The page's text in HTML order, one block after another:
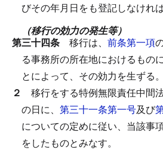
びその年月日をも登記しなけれ
（移行の効力の発生等）
第三十四条 移行は、 前条第一項
る事務所の所在地におけるもの
とによって、その効力を生ずる。
２ 移行をする特例無限責任中間法
の日に、 第三十一条第一号及び
についての定めに従い、当該事
をしたものとみなす。